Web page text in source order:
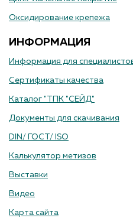
Оксидирование крепежа
ИНФОРМАЦИЯ
Информация для
Сертификаты качества
Каталог "ТПК "СЕЙД"
Документы для скачивания
DIN/ ГОСТ/ ISO
Калькулятор метизов
Выставки
Видео
Карта сайта